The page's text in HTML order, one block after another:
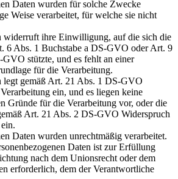
Daten wurden für solche Zwecke
Weise verarbeitet, für welche sie nicht
widerruft ihre Einwilligung, auf die sich die
6 Abs. 1 Buchstabe a DS-GVO oder Art. 9
stützte, und es fehlt an einer
für die Verarbeitung.
legt gemäß Art. 21 Abs. 1 DS-GVO
ein, und es liegen keine
Gründe für die Verarbeitung vor, oder die
Art. 21 Abs. 2 DS-GVO Widerspruch
Daten wurden unrechtmäßig verarbeitet.
Daten ist zur Erfüllung
nach dem Unionsrecht oder dem
erforderlich, dem der Verantwortliche